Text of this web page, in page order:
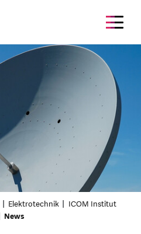
Elektrotechnik
ICOM Institut
News